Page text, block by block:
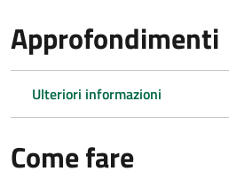
Approfondimenti
Ulteriori informazioni
Come fare